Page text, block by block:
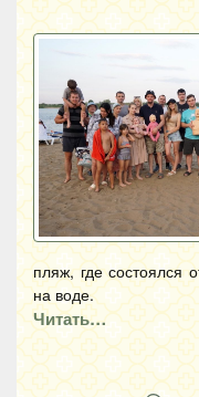
пляж, где состоялся
на воде.
Читать…